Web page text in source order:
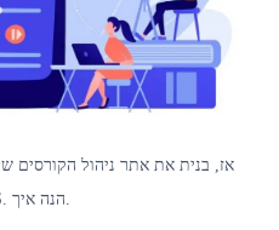
אז, בנית את אתר ניהול הקורסים